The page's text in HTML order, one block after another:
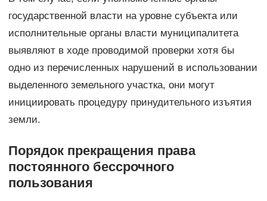
государственной власти на уровне субъекта или
исполнительные органы власти муниципалитета
выявляют в ходе проводимой проверки хотя бы
одно из перечисленных нарушений в использовании
выделенного земельного участка, они могут
инициировать процедуру принудительного изъятия
земли.
Порядок прекращения права
постоянного бессрочного
пользования